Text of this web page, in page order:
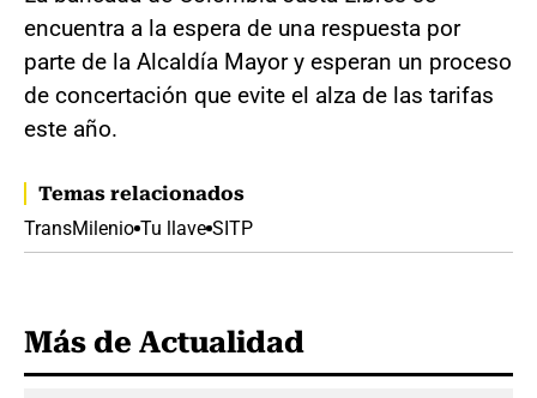
encuentra a la espera de una respuesta por
parte de la Alcaldía Mayor y esperan un proceso
de concertación que evite el alza de las tarifas
este año.
Temas relacionados
TransMilenio Tu llave SITP
Más de Actualidad